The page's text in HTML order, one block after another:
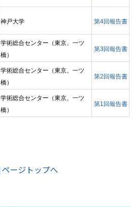
神戸大学 第4回報告書
学術総合センター（東京、一ツ
橋）
第3回報告書
学術総合センター（東京、一ツ
橋）
第2回報告書
学術総合センター（東京、一ツ
橋）
第1回報告書
ページトップへ